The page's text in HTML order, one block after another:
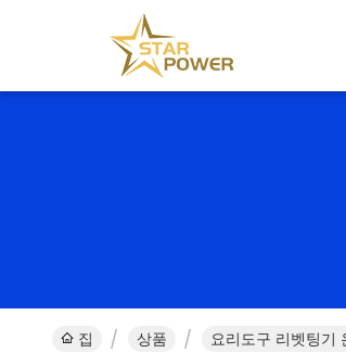
집 상품 요리도구 리벳팅기